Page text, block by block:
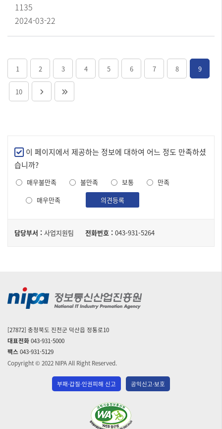
1135
2024-03-22
1 2 3 4 5 6 7 8 9
10
만
족
도
조
이 페이지에서 제공하는 정보에 대하여 어느 정도 만족하셨
습니까?
매우불만족 불만족 보통
만족
매우만족
의견등록
담
당
담당부서 : 사업지원팀 전화번호 : 043-931-5264
[27872] 충청북도 진천군 덕산읍 정통로10
대표전화043-931-5000
팩스043-931-5129
Copyright © 2022 NIPA All Right Reserved.
부패·갑질·인권피해 신고 공익신고·보호
(사)
한